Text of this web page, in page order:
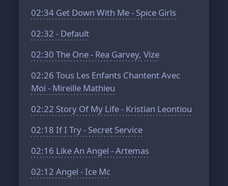
02:34 Get Down With Me - Spice Girls
02:32 - Default
02:30 The One - Rea Garvey, Vize
02:26 Tous Les Enfants Chantent Avec
Moi - Mireille Mathieu
02:22 Story Of My Life - Kristian Leontiou
02:18 If I Try - Secret Service
02:16 Like An Angel - Artemas
02:12 Angel - Ice Mc